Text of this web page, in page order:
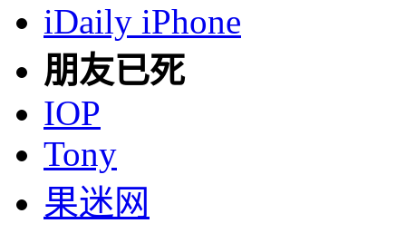
iDaily iPhone
朋友已死
IOP
Tony
果迷网